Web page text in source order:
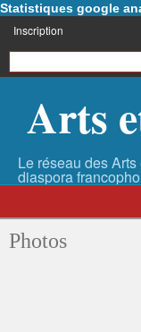
Statistiques google
Inscription
Arts
Photos